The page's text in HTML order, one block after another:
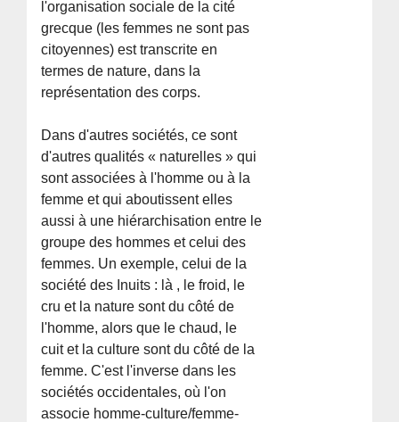
l'organisation sociale de la cité
grecque (les femmes ne sont pas
citoyennes) est transcrite en
termes de nature, dans la
représentation des corps.
Dans d'autres sociétés, ce sont
d'autres qualités « naturelles » qui
sont associées à l'homme ou à la
femme et qui aboutissent elles
aussi à une hiérarchisation entre le
groupe des hommes et celui des
femmes. Un exemple, celui de la
société des Inuits : là , le froid, le
cru et la nature sont du côté de
l'homme, alors que le chaud, le
cuit et la culture sont du côté de la
femme. C'est l'inverse dans les
sociétés occidentales, où l'on
associe homme-culture/femme-